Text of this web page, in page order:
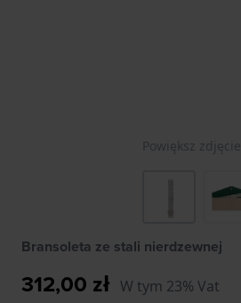
Powiększ zdjęcie
Bransoleta ze stali nierdzewnej
312,00 zł W tym 23% Vat